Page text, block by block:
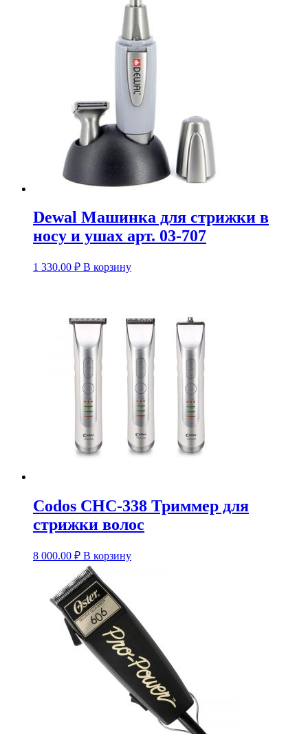
Dewal Машинка для стрижки в
носу и ушах арт. 03-707
1 330.00 ₽ В корзину
Codos CHC-338 Триммер для
стрижки волос
8 000.00 ₽ В корзину